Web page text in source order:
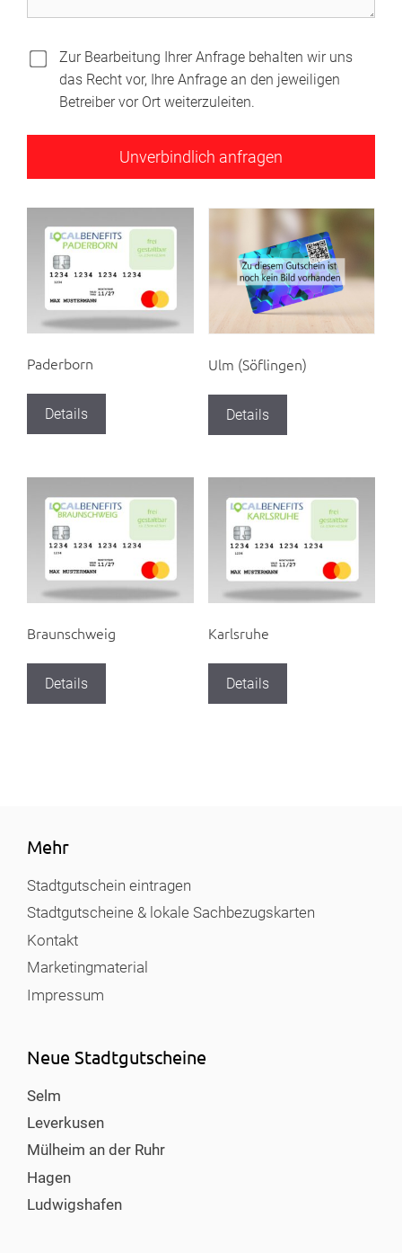
Zur Bearbeitung Ihrer Anfrage behalten wir uns
das Recht vor, Ihre Anfrage an den jeweiligen
Betreiber vor Ort weiterzuleiten.
Paderborn
Details
Ulm (Söflingen)
Details
Braunschweig
Details
Karlsruhe
Details
Mehr
Stadtgutschein eintragen
Stadtgutscheine & lokale Sachbezugskarten
Kontakt
Marketingmaterial
Impressum
Neue Stadtgutscheine
Selm
Leverkusen
Mülheim an der Ruhr
Hagen
Ludwigshafen